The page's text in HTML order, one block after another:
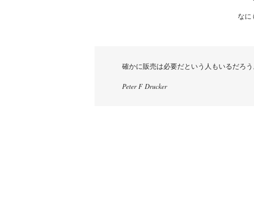
なに
確かに販売は必要だという人もいるだろ
Peter F Drucker